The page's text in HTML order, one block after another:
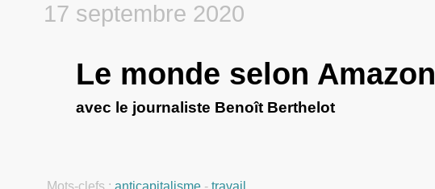
17 septembre 2020
Le monde selon Amazon
avec le journaliste Benoît Berthelot